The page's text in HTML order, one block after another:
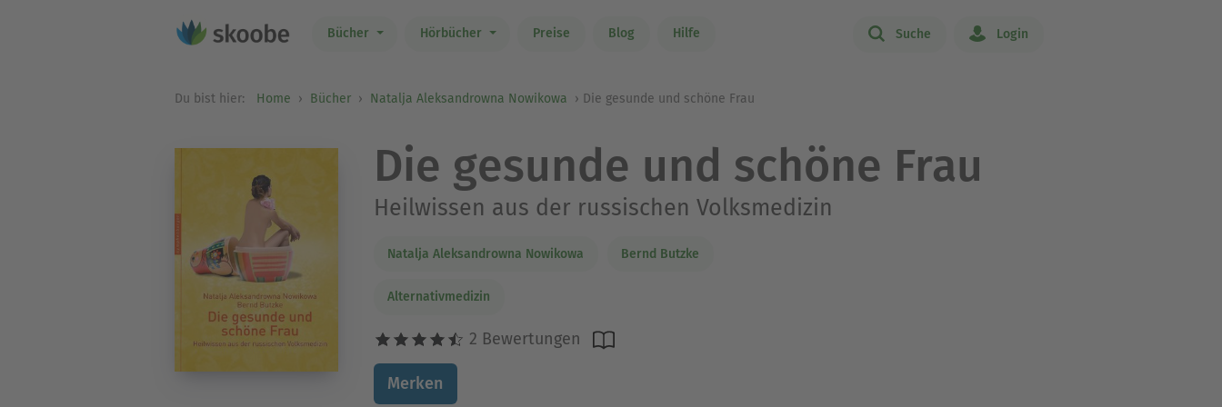
Bücher Hörbücher Preise Blog Hilfe Suche Login
Du bist hier: Home Bücher Natalja Aleksandrowna Nowikowa Die gesunde und schöne Frau
Die gesunde und schöne Frau
Heilwissen aus der russischen Volksmedizin
Natalja Aleksandrowna Nowikowa Bernd Butzke
Alternativmedizin
2 Bewertungen
Merken